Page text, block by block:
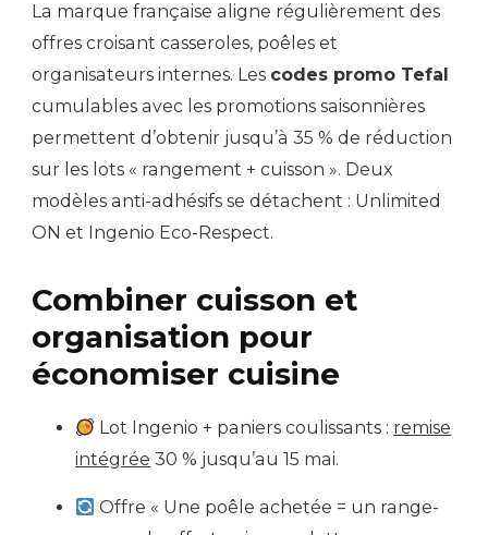
La marque française aligne régulièrement des
offres croisant casseroles, poêles et
organisateurs internes. Les codes promo Tefal
cumulables avec les promotions saisonnières
permettent d’obtenir jusqu’à 35 % de réduction
sur les lots « rangement + cuisson ». Deux
modèles anti-adhésifs se détachent : Unlimited
ON et Ingenio Eco-Respect.
Combiner cuisson et
organisation pour
économiser cuisine
Lot Ingenio + paniers coulissants : remise
intégrée 30 % jusqu’au 15 mai.
Offre « Une poêle achetée = un range-